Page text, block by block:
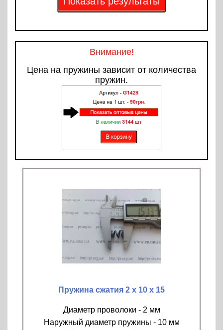
Внимание!
Цена на пружины зависит от количества
пружин.
Пружина сжатия 2 х 10 х 15
Диаметр проволоки - 2 мм
Наружный диаметр пружины - 10 мм